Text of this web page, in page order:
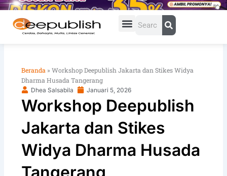
Lewati
konten
Beranda »Workshop Deepublish Jakarta dan Stikes Widya
Dharma Husada Tangerang
Dhea Salsabila Januari 5, 2026
Workshop Deepublish
Jakarta dan Stikes
Widya Dharma Husada